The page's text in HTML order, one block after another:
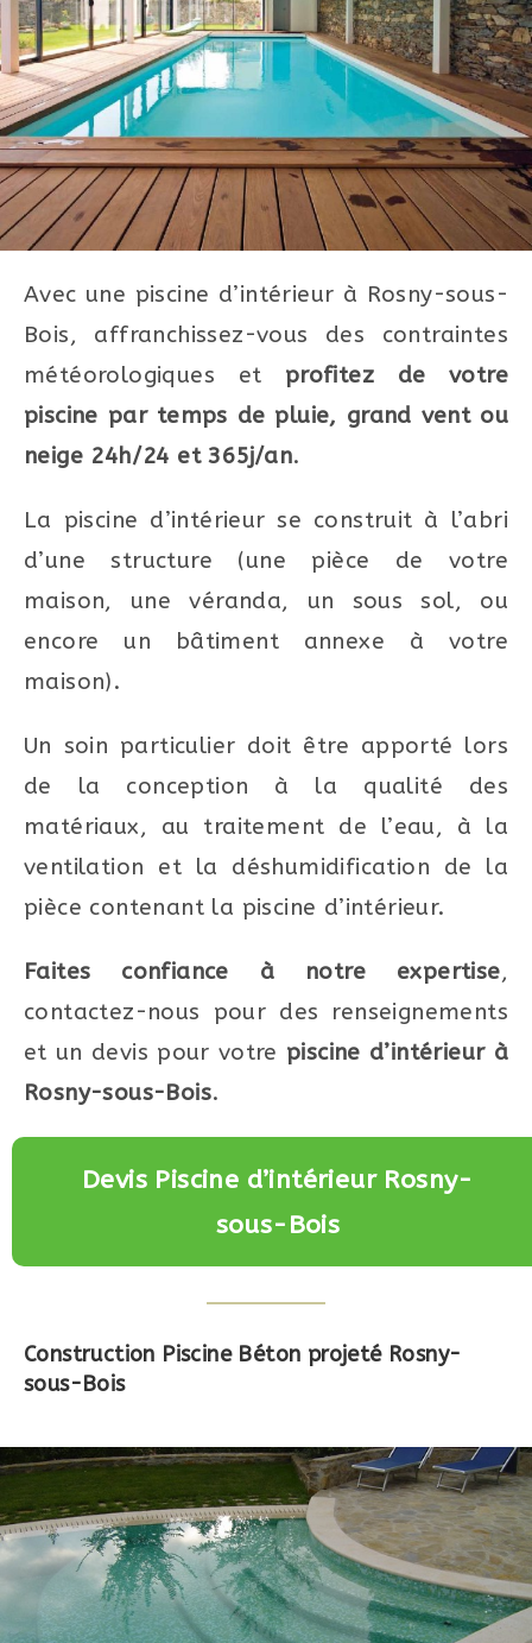
Avec une piscine d’intérieur à Rosny-sous-
Bois, affranchissez-vous des contraintes
météorologiques et profitez de votre
piscine par temps de pluie, grand vent ou
neige 24h/24 et 365j/an.
La piscine d’intérieur se construit à l’abri
d’une structure (une pièce de votre
maison, une véranda, un sous sol, ou
encore un bâtiment annexe à votre
maison).
Un soin particulier doit être apporté lors
de la conception à la qualité des
matériaux, au traitement de l’eau, à la
ventilation et la déshumidification de la
pièce contenant la piscine d’intérieur.
Faites confiance à notre expertise,
contactez-nous pour des renseignements
et un devis pour votre piscine d’intérieur à
Rosny-sous-Bois.
Devis Piscine d’intérieur Rosny-
sous-Bois
Construction Piscine Béton projeté Rosny-
sous-Bois